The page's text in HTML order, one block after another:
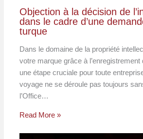
Objection à la décision de
dans le cadre d’une
turque
Dans le domaine de la propriété
votre marque grâce à l’enregistrement
une étape cruciale pour toute
voyage ne se déroule pas toujours
l’Office…
Read More »